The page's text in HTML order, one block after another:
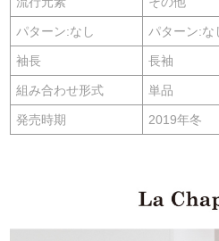
パターン:なし パターン:な
袖長 長袖
組み合わせ形式 単品
発売時期 2019年冬